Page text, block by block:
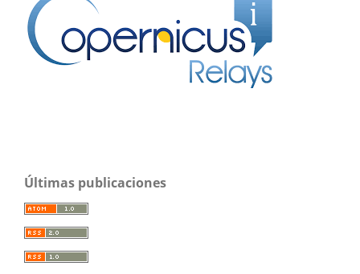
Últimas publicaciones